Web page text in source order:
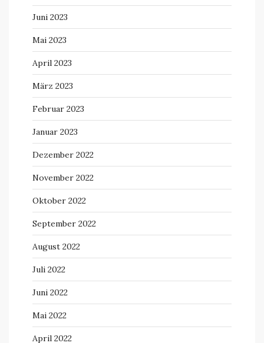
Juni 2023
Mai 2023
April 2023
März 2023
Februar 2023
Januar 2023
Dezember 2022
November 2022
Oktober 2022
September 2022
August 2022
Juli 2022
Juni 2022
Mai 2022
April 2022